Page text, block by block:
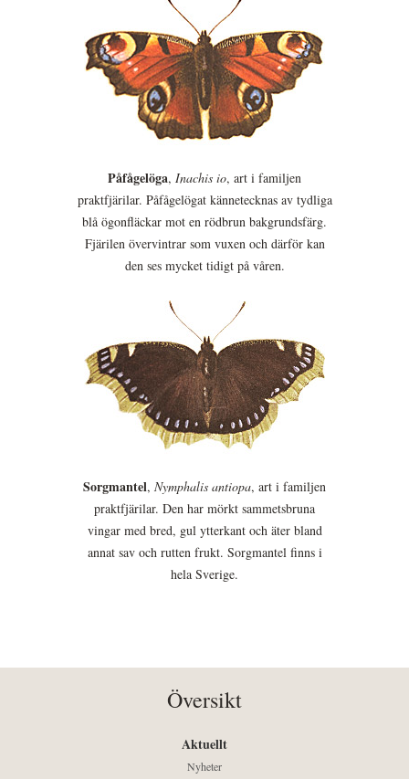
Påfågelöga, Inachis io, art i familjen
praktfjärilar. Påfågelögat kännetecknas av tydliga
blå ögonfläckar mot en rödbrun bakgrundsfärg.
Fjärilen övervintrar som vuxen och därför kan
den ses mycket tidigt på våren.
Sorgmantel, Nymphalis antiopa, art i familjen
praktfjärilar. Den har mörkt sammetsbruna
vingar med bred, gul ytterkant och äter bland
annat sav och rutten frukt. Sorgmantel finns i
hela Sverige.
Översikt
Aktuellt
Nyheter